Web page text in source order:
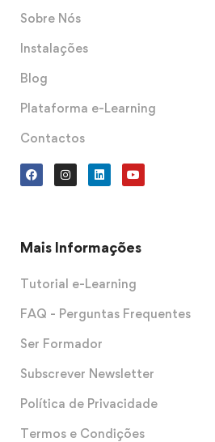
Sobre Nós
Instalações
Blog
Plataforma e-Learning
Contactos
Mais Informações
Tutorial e-Learning
FAQ - Perguntas Frequentes
Ser Formador
Subscrever Newsletter
Política de Privacidade
Termos e Condições